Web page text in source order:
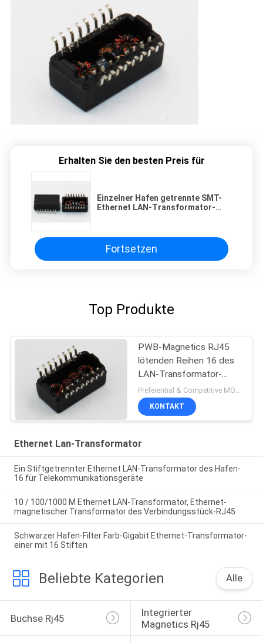
Erhalten Sie den besten Preis für
Einzelner Hafen getrennte SMT-
Ethernet LAN-Transformator-
Fortsetzen
Top Produkte
PWB-Magnetics RJ45
lötenden Reihen 16 des
LAN-Transformator-
bezahlt die einzelnen
Hafen-2
KONTAKT
Ethernet Lan-Transformator
Ein Stiftgetrennter Ethernet LAN-Transformator des Hafen-
16 für Telekommunikationsgeräte
10 / 100/1000 M Ethernet LAN-Transformator, Ethernet-
magnetischer Transformator des Verbindungsstück-RJ45
Schwarzer Hafen-Filter Farb-Gigabit Ethernet-Transformator-
einer mit 16 Stiften
Beliebte Kategorien Alle
Buchse Rj45
Integrierter
Magnetics Rj45